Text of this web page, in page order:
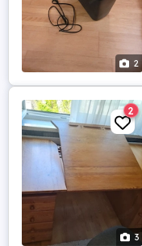
2
3
2